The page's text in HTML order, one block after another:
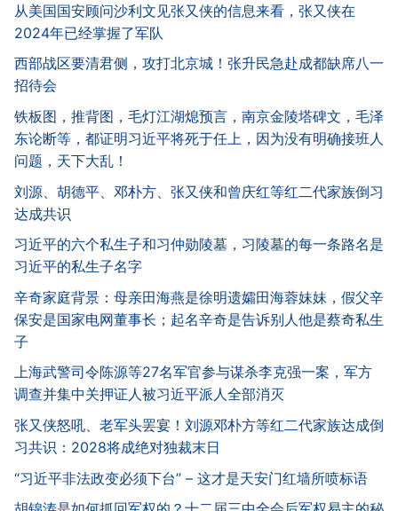
从美国国安顾问沙利文见张又侠的信息来看，张又侠在
2024年已经掌握了军队
西部战区要清君侧，攻打北京城！张升民急赴成都缺席八一
招待会
铁板图，推背图，毛灯江湖熄预言，南京金陵塔碑文，毛泽
东论断等，都证明习近平将死于任上，因为没有明确接班人
问题，天下大乱！
刘源、胡德平、邓朴方、张又侠和曾庆红等红二代家族倒习
达成共识
习近平的六个私生子和习仲勋陵墓，习陵墓的每一条路名是
习近平的私生子名字
辛奇家庭背景：母亲田海燕是徐明遗孀田海蓉妹妹，假父辛
保安是国家电网董事长；起名辛奇是告诉别人他是蔡奇私生
子
上海武警司令陈源等27名军官参与谋杀李克强一案，军方
调查并集中关押证人被习近平派人全部消灭
张又侠怒吼、老军头罢宴！刘源邓朴方等红二代家族达成倒
习共识：2028将成绝对独裁末日
“习近平非法政变必须下台” – 这才是天安门红墙所喷标语